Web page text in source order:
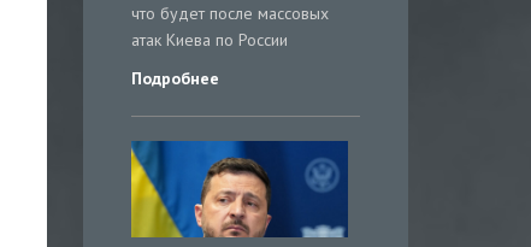
что будет после массовых
атак Киева по России
Подробнее